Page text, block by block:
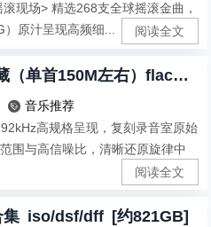
现场> 精选268支全球摇滚金曲，
）原汁呈现高频细...
阅读全文
周杰伦 歌曲母带音质收藏（单首150M左右）flac音质 29GB
 音乐推荐
高规格呈现，复刻录音室原始
围与高信噪比，清晰还原旋律中
阅读全文
集 iso/dsf/dff [约821GB]